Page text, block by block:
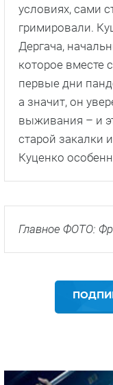
условиях, сами
гримировали.
Дергача,
которое вместе
первые дни
а значит, он
выживания – и
старой закалки
Куценко
Главное ФОТО: